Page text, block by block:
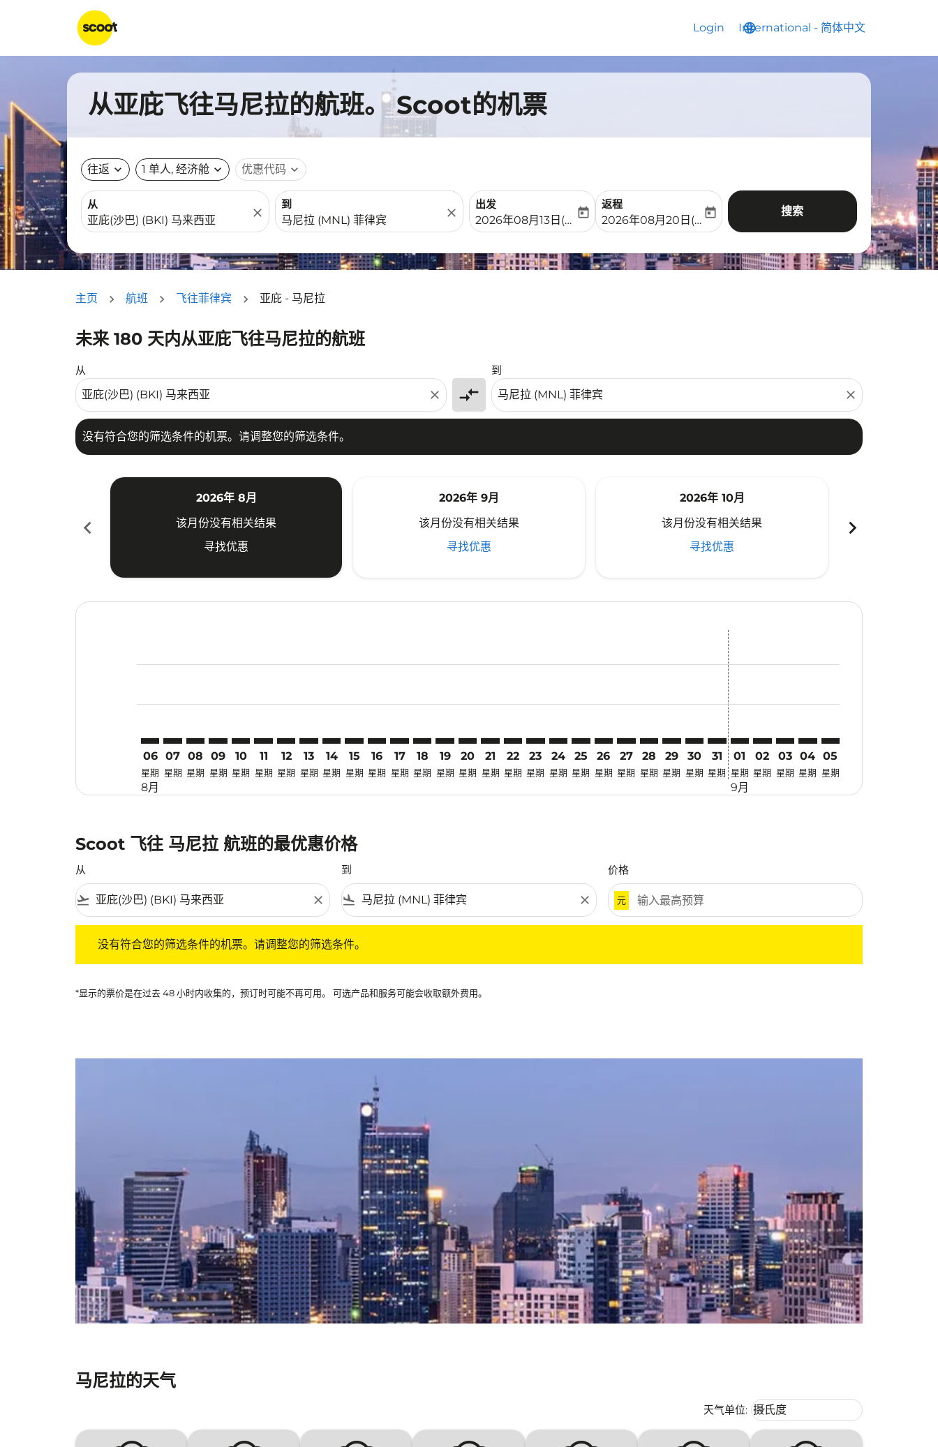
Login language
International - 简体中文
keyboard_arrow_down
从亚庇飞往马尼拉的航班。 Scoot的机票
往返 expand_more 1 单人, 经济舱 expand_more 优惠代码 expand_more
从
close
到
close
出发
fc-booking-departure-date-aria-label
2026年08月13日(周四)
today
返程
fc-booking-return-date-aria-label
2026年08月20日(周四)
today 搜索
主页 航班 飞往菲律宾 亚庇 - 马尼拉
未来 180 天内从亚庇飞往马尼拉的航班
从
close compare_arrows
到
close
没有符合您的筛选条件的机票。请调整您的筛选条件。
没有符合您的筛选条件的机票。请调整您的筛选条件。
chevron_left
2026年 8月
该月份没有相关结果
寻找优惠
2026年 9月
该月份没有相关结果
寻找优惠
2026年 10月
该月份没有相关结果
寻找优惠
chevron_right
06
星期
8月
07
星期
08
星期
09
星期
10
星期
11
星期
12
星期
13
星期
14
星期
15
星期
16
星期
17
星期
18
星期
19
星期
20
星期
21
星期
BKI–MNL: cmp-view-offers-disclaimer. 寻找优惠
22
星期
BKI–MNL: cmp-view-offers-disclaimer. 寻找优惠
23
星期
BKI–MNL: cmp-view-offers-disclaimer. 寻找优惠
24
星期
BKI–MNL: cmp-view-offers-disclaimer. 寻找优惠
25
星期
BKI–MNL: cmp-view-offers-disclaimer. 寻找优惠
26
星期
BKI–MNL: cmp-view-offers-disclaimer. 寻找优惠
27
星期
BKI–MNL: cmp-view-offers-disclaimer. 寻找优惠
28
星期
BKI–MNL: cmp-view-offers-disclaimer. 寻找优惠
29
星期
BKI–MNL: cmp-view-offers-disclaimer. 寻找优惠
30
星期
BKI–MNL: cmp-view-offers-disclaimer. 寻找
31
星期
01
星期
9月
02
星期
03
星期
04
星期
05
星期
Scoot 飞往 马尼拉 航班的最优惠价格
从
flight_takeoff close
到
flight_land close
价格
元
没有符合您的筛选条件的机票。请调整您的筛选条件。
*显示的票价是在过去 48 小时内收集的，预订时可能不再可用。 可选产品和服务可能会收取额外费用。
马尼拉的天气
天气单位: Weather unit option 摄氏度
摄氏度
keyboard_arrow_down